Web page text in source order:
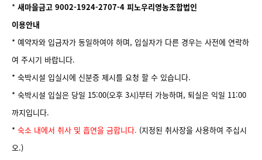
* 새마을금고 9002-1924-2707-4 피노우리영농조합법인
이용안내
* 예약자와 입금자가 동일하여야 하며, 입실자가 다른 경우는 사전에 연락하
여 주시기 바랍니다.
* 숙박시설 입실시에 신분증 제시를 요청 할 수 있습니다.
* 숙박시설 입실은 당일 15:00(오후 3시)부터 가능하며, 퇴실은 익일 11:00
까지입니다.
* 숙소 내에서 취사 및 흡연을 금합니다. (지정된 취사장을 사용하여 주십시
오.)